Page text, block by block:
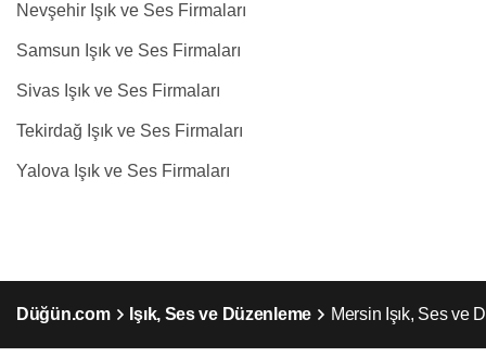
Nevşehir Işık ve Ses Firmaları
Samsun Işık ve Ses Firmaları
Sivas Işık ve Ses Firmaları
Tekirdağ Işık ve Ses Firmaları
Yalova Işık ve Ses Firmaları
Düğün.com Işık, Ses ve Düzenleme Mersin Işık, Ses ve